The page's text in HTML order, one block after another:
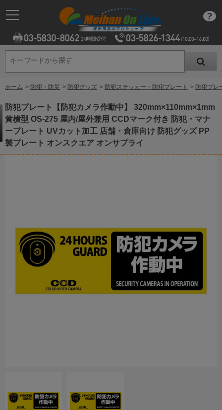
キーワードから探す
キーワードから探す
ホーム > 防犯・防災 > 防犯グッズ > 防犯ステッカー・防犯プレート > 防犯プレ
防犯プレート【防犯カメラ作動中】 320mm×110mm×1mm
黄横型 OS-275 屋内/屋外兼用 CCDマーク付き 防犯・マナ
ープレート UVカット加工 店舗・倉庫向け 防犯グッズ PP
製プレート オンスクエア オンサプライ